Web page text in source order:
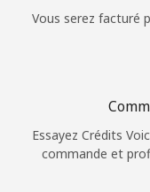
Vous serez facturé
Essayez Crédits
commande et